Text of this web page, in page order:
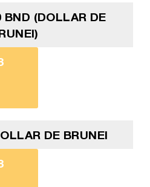
(DOLLAR DE
DE BRUNEI